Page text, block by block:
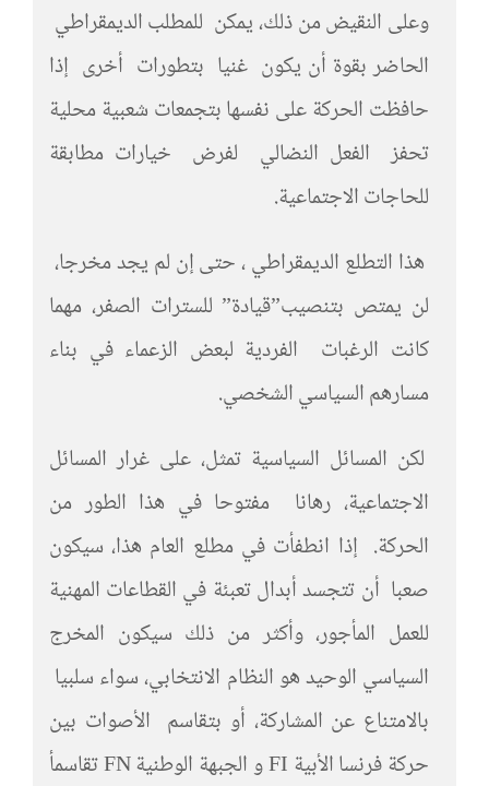
وعلى النقيض من ذلك، يمكن للمطلب الديمقراطي
الحاضر بقوة أن يكون غنيا بتطورات أخرى إذا
حافظت الحركة على نفسها بتجمعات شعبية محلية
تحفز الفعل النضالي لفرض خيارات مطابقة
للحاجات الاجتماعية.
هذا التطلع الديمقراطي ، حتى إن لم يجد مخرجا،
لن يمتص بتنصيب”قيادة” للسترات الصفر، مهما
كانت الرغبات الفردية لبعض الزعماء في بناء
مسارهم السياسي الشخصي.
لكن المسائل السياسية تمثل، على غرار المسائل
الاجتماعية، رهانا مفتوحا في هذا الطور من
الحركة. إذا انطفأت في مطلع العام هذا، سيكون
صعبا أن تتجسد أبدال تعبئة في القطاعات المهنية
للعمل المأجور، وأكثر من ذلك سيكون المخرج
السياسي الوحيد هو النظام الانتخابي، سواء سلبيا
بالامتناع عن المشاركة، أو بتقاسم الأصوات بين
حركة فرنسا الأبية FI و الجبهة الوطنية FN تقاسمأ